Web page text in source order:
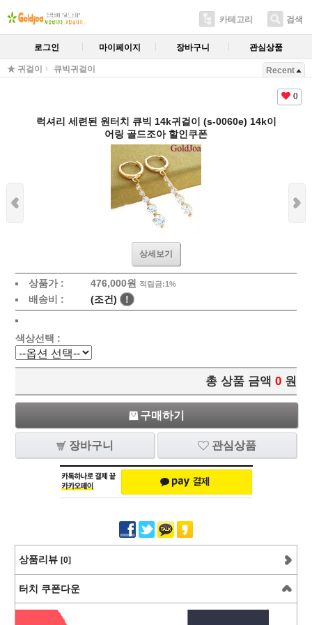
카테고리 검색
로그인 마이페이지 장바구니 관심상품
★ 귀걸이 큐빅귀걸이 Recent
0
럭셔리 세련된 원터치 큐빅 14k귀걸이 (s-0060e) 14k이
어링 골드조아 할인쿠폰
상세보기
상품가 : 476,000원 적립금:1%
배송비 : (조건) !
색상선택 :
총 상품 금액 0 원
구매하기
장바구니 관심상품
상품리뷰 [0]
터치 쿠폰다운